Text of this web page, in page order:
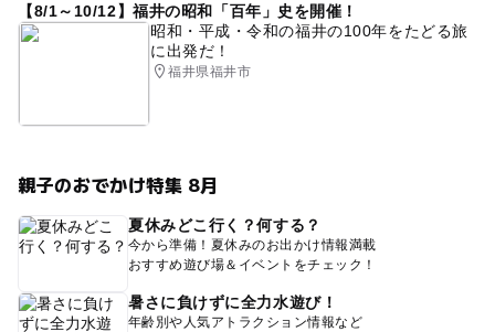
【8/1～10/12】福井の昭和「百年」史を開催！
昭和・平成・令和の福井の100年をたどる旅
に出発だ！
福井県福井市
親子のおでかけ特集 8月
夏休みどこ行く？何する？
今から準備！夏休みのお出かけ情報満載
おすすめ遊び場＆イベントをチェック！
暑さに負けずに全力水遊び！
年齢別や人気アトラクション情報など